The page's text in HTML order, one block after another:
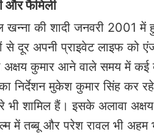
और फैमिली
की शादी जनवरी 2001
से दूर अपनी प्राइवेट लाइफ
अक्षय कुमार आने वाले समय में कई
निर्देशन मुकेश कुमार सिंह कर
भी शामिल हैं। इसके अलावा
में तब्बू और परेश रावल भी अहम